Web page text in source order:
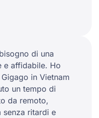
di una
e affidabile. Ho
in Vietnam
un tempo di
da remoto,
senza ritardi e